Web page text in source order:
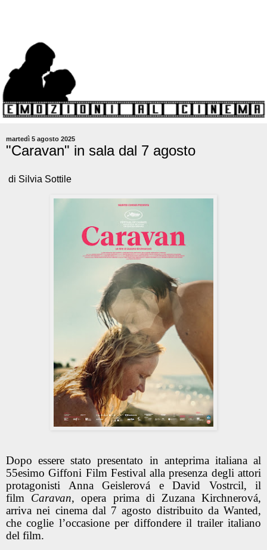
martedì 5 agosto 2025
"Caravan" in sala dal 7 agosto
di Silvia Sottile
Dopo essere stato presentato in anteprima italiana al
55esimoGiffoni Film Festival alla presenza degli attori
protagonisti Anna Geislerová e David Vostrcil, il
film Caravan, opera prima di Zuzana Kirchnerová,
arriva nei cinema dal 7 agosto distribuito da Wanted,
che coglie l’occasione per diffondere il trailer italiano
del film.